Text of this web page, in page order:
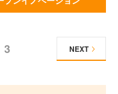
3 NEXT